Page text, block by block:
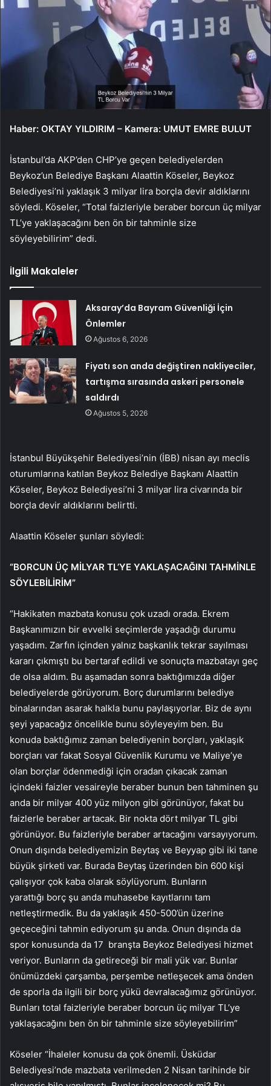
Haber: OKTAY YILDIRIM – Kamera: UMUT EMRE BULUT
İstanbul’da AKP’den CHP’ye geçen belediyelerden
Beykoz’un Belediye Başkanı Alaattin Köseler, Beykoz
Belediyesi’ni yaklaşık 3 milyar lira borçla devir aldıklarını
söyledi. Köseler, “Total faizleriyle beraber borcun üç milyar
TL’ye yaklaşacağını ben ön bir tahminle size
söyleyebilirim” dedi.
İlgili Makaleler
Aksaray’da Bayram Güvenliği İçin
Önlemler
Ağustos 6, 2026
Fiyatı son anda değiştiren nakliyeciler,
tartışma sırasında askeri personele
saldırdı
Ağustos 5, 2026
İstanbul Büyükşehir Belediyesi’nin (İBB) nisan ayı meclis
oturumlarına katılan Beykoz Belediye Başkanı Alaattin
Köseler, Beykoz Belediyesi’ni 3 milyar lira civarında bir
borçla devir aldıklarını belirtti.
Alaattin Köseler şunları söyledi:
“BORCUN ÜÇ MİLYAR TL’YE YAKLAŞACAĞINI TAHMİNLE
SÖYLEBİLİRİM”
“Hakikaten mazbata konusu çok uzadı orada. Ekrem
Başkanımızın bir evvelki seçimlerde yaşadığı durumu
yaşadım. Zarfın içinden yalnız başkanlık tekrar sayılması
kararı çıkmıştı bu bertaraf edildi ve sonuçta mazbatayı geç
de olsa aldım. Bu aşamadan sonra baktığımızda diğer
belediyelerde görüyorum. Borç durumlarını belediye
binalarından asarak halkla bunu paylaşıyorlar. Biz de aynı
şeyi yapacağız öncelikle bunu söyleyeyim ben. Bu
konuda baktığımız zaman belediyenin borçları, yaklaşık
borçları var fakat Sosyal Güvenlik Kurumu ve Maliye’ye
olan borçlar ödenmediği için oradan çıkacak zaman
içindeki faizler vesaireyle beraber bunun ben tahminen şu
anda bir milyar 400 yüz milyon gibi görünüyor, fakat bu
faizlerle beraber artacak. Bir nokta dört milyar TL gibi
görünüyor. Bu faizleriyle beraber artacağını varsayıyorum.
Onun dışında belediyemizin Beytaş ve Beyyap gibi iki tane
büyük şirketi var. Burada Beytaş üzerinden bin 600 kişi
çalışıyor çok kaba olarak söylüyorum. Bunların
yarattığı borç şu anda muhasebe kayıtlarını tam
netleştirmedik. Bu da yaklaşık 450-500’ün üzerine
geçeceğini tahmin ediyorum şu anda. Onun dışında da
spor konusunda da 17 branşta Beykoz Belediyesi hizmet
veriyor. Bunların da getireceği bir mali yük var. Bunlar
önümüzdeki çarşamba, perşembe netleşecek ama önden
de sporla da ilgili bir borç yükü devralacağımız görünüyor.
Bunları total faizleriyle beraber borcun üç milyar TL’ye
yaklaşacağını ben ön bir tahminle size söyleyebilirim”
Köseler “İhaleler konusu da çok önemli. Üsküdar
Belediyesi’nde mazbata verilmeden 2 Nisan tarihinde bir